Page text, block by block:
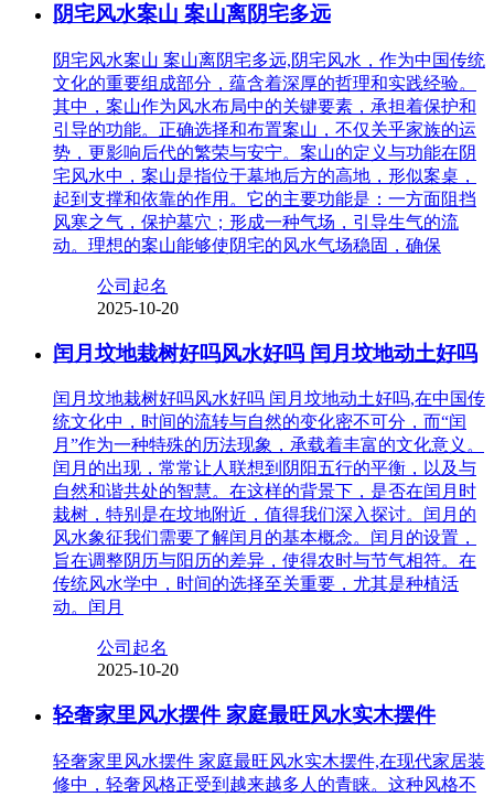
阴宅风水案山 案山离阴宅多远
阴宅风水案山 案山离阴宅多远,阴宅风水，作为中国传统
文化的重要组成部分，蕴含着深厚的哲理和实践经验。
其中，案山作为风水布局中的关键要素，承担着保护和
引导的功能。正确选择和布置案山，不仅关乎家族的运
势，更影响后代的繁荣与安宁。案山的定义与功能在阴
宅风水中，案山是指位于墓地后方的高地，形似案桌，
起到支撑和依靠的作用。它的主要功能是：一方面阻挡
风寒之气，保护墓穴；形成一种气场，引导生气的流
动。理想的案山能够使阴宅的风水气场稳固，确保
公司起名
2025-10-20
闰月坟地栽树好吗风水好吗 闰月坟地动土好吗
闰月坟地栽树好吗风水好吗 闰月坟地动土好吗,在中国传
统文化中，时间的流转与自然的变化密不可分，而“闰
月”作为一种特殊的历法现象，承载着丰富的文化意义。
闰月的出现，常常让人联想到阴阳五行的平衡，以及与
自然和谐共处的智慧。在这样的背景下，是否在闰月时
栽树，特别是在坟地附近，值得我们深入探讨。闰月的
风水象征我们需要了解闰月的基本概念。闰月的设置，
旨在调整阴历与阳历的差异，使得农时与节气相符。在
传统风水学中，时间的选择至关重要，尤其是种植活
动。闰月
公司起名
2025-10-20
轻奢家里风水摆件 家庭最旺风水实木摆件
轻奢家里风水摆件 家庭最旺风水实木摆件,在现代家居装
修中，轻奢风格正受到越来越多人的青睐。这种风格不